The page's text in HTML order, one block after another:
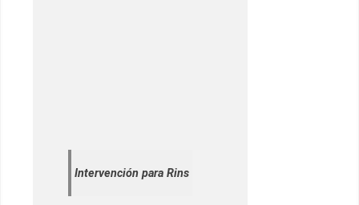
Intervención para Rins